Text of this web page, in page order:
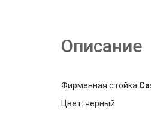
Описание
Фирменная стойка
Цвет: черный